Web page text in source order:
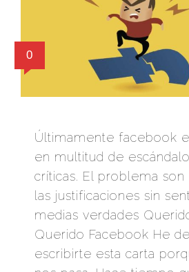
0
Últimamente facebook
en multitud de
críticas. El problema son
las justificaciones sin
medias verdades
Querido Facebook He
escribirte esta carta